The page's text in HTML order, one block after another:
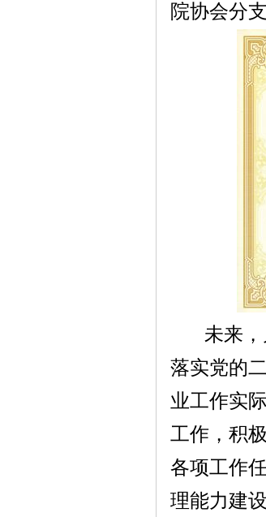
院协会分
未来
落实党的
业工作实
工作，积
各项工作
理能力建